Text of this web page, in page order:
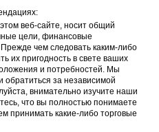
веб-сайте, носит общий
цели, финансовые
чем следовать каким-либо
их пригодность в свете ваших
и потребностей. Мы
за независимой
внимательно изучите наши
что вы полностью понимаете
принимать какие-либо торговые